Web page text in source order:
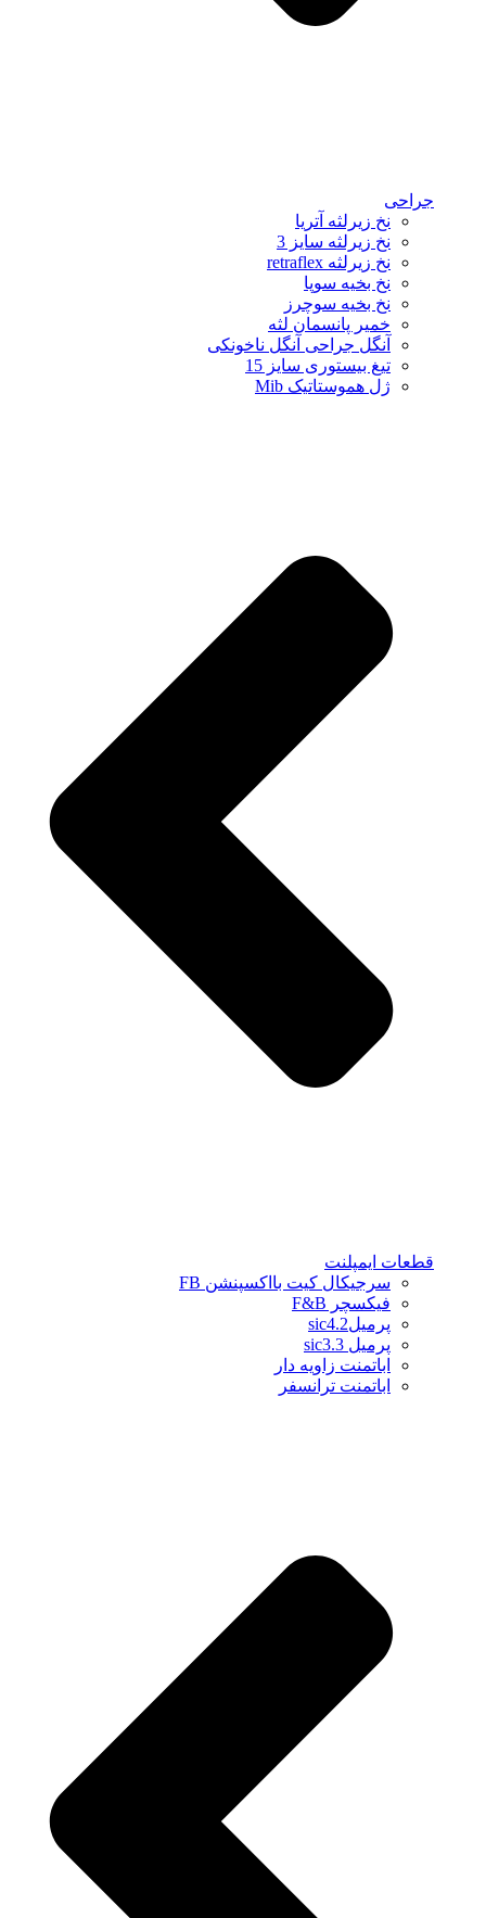
جراحی
نخ زیرلثه آتریا
نخ زیرلثه سایز 3
نخ زیرلثه retraflex
نخ بخیه سوپا
نخ بخیه سوچرز
خمیر پانسمان لثه
آنگل جراحی آنگل ناخونکی
تیغ بیستوری سایز 15
ژل هموستاتیک Mib
قطعات ایمپلنت
سرجیکال کیت بااکسپنشن FB
فیکسچر F&B
پرمیلsic4.2
پرمیل sic3.3
اباتمنت زاویه دار
اباتمنت ترانسفر